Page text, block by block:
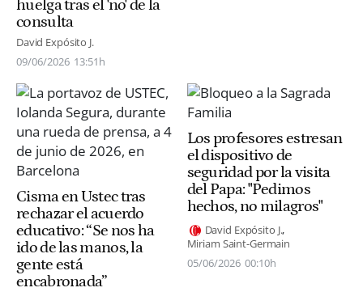
huelga tras el 'no' de la
consulta
David Expósito J.
09/06/2026 13:51h
Cisma en Ustec tras
rechazar el acuerdo
educativo: “Se nos ha
ido de las manos, la
gente está
encabronada”
Los profesores estresan
el dispositivo de
seguridad por la visita
del Papa: "Pedimos
hechos, no milagros"
David Expósito J.
Miriam Saint-Germain
05/06/2026 00:10h